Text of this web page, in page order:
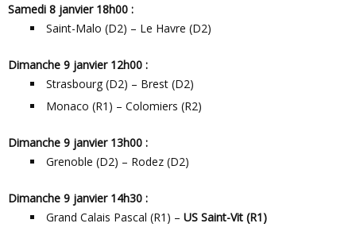
Samedi 8 janvier 18h00 :
Saint-Malo (D2) – Le Havre (D2)
Dimanche 9 janvier 12h00 :
Strasbourg (D2) – Brest (D2)
Monaco (R1) – Colomiers (R2)
Dimanche 9 janvier 13h00 :
Grenoble (D2) – Rodez (D2)
Dimanche 9 janvier 14h30 :
Grand Calais Pascal (R1) – US Saint-Vit (R1)